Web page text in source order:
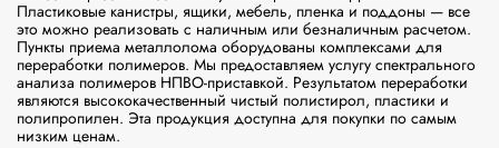
Пластиковые канистры, ящики, мебель, пленка и поддоны — все
это можно реализовать с наличным или безналичным расчетом.
Пункты приема металлолома оборудованы комплексами для
переработки полимеров. Мы предоставляем услугу спектрального
анализа полимеров НПВО-приставкой. Результатом переработки
являются высококачественный чистый полистирол, пластики и
полипропилен. Эта продукция доступна для покупки по самым
низким ценам.